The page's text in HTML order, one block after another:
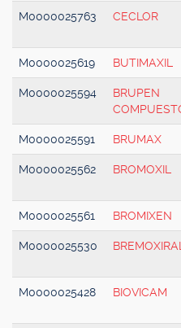
M0000025763 CECLOR
M0000025619 BUTIMAXIL
M0000025594
BRUPEN
M0000025591 BRUMAX
M0000025562 BROMOXIL
M0000025561 BROMIXEN
M0000025530 BREMOXIRAL
M0000025428 BIOVICAM